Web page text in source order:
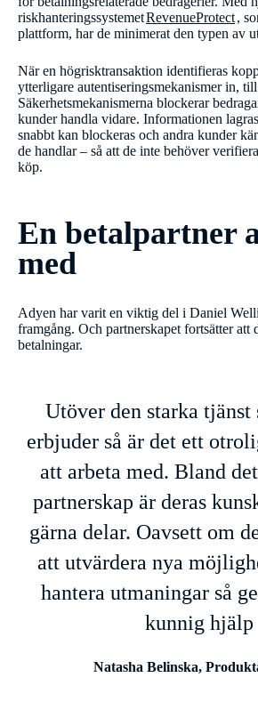
riskhanteringssystemetRevenueProtect,
plattform, har de minimerat den typen av
När en högrisktransaktion identifieras
ytterligare autentiseringsmekanismer in,
Säkerhetsmekanismerna blockerar
kunder handla vidare. Informationen
snabbt kan blockeras och andra kunder
de handlar – så att de inte behöver
köp.
En betalpartner
med
Adyen har varit en viktig del i Daniel
framgång. Och partnerskapet fortsätter
betalningar.
Utöver den starka tjänst
erbjuder så är det ett
att arbeta med. Bland
partnerskap är deras
gärna delar. Oavsett om
att utvärdera nya
hantera utmaningar så
kunnig hjälp
Natasha Belinska,